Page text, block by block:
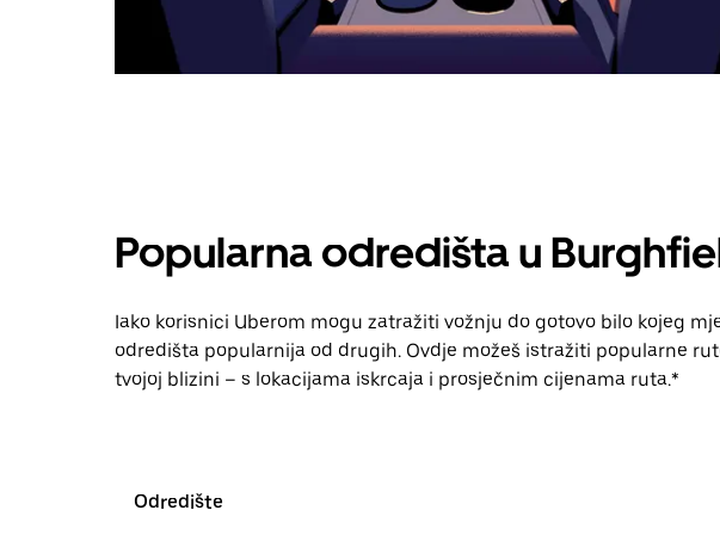
Popularna odredišta u
Iako korisnici Uberom mogu zatražiti vožnju do gotovo bilo kojeg
odredišta popularnija od drugih. Ovdje možeš istražiti popularne
tvojoj blizini – s lokacijama iskrcaja i prosječnim cijenama ruta.*
Odredište